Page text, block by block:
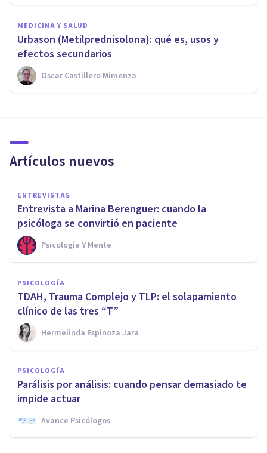
MEDICINA Y SALUD
Urbason (Metilprednisolona): qué es, usos y
efectos secundarios
Oscar Castillero Mimenza
Artículos nuevos
ENTREVISTAS
Entrevista a Marina Berenguer: cuando la
psicóloga se convirtió en paciente
Psicología Y Mente
PSICOLOGÍA
TDAH, Trauma Complejo y TLP: el solapamiento
clínico de las tres “T”
Hermelinda Espinoza Jara
PSICOLOGÍA
Parálisis por análisis: cuando pensar demasiado te
impide actuar
Avance Psicólogos